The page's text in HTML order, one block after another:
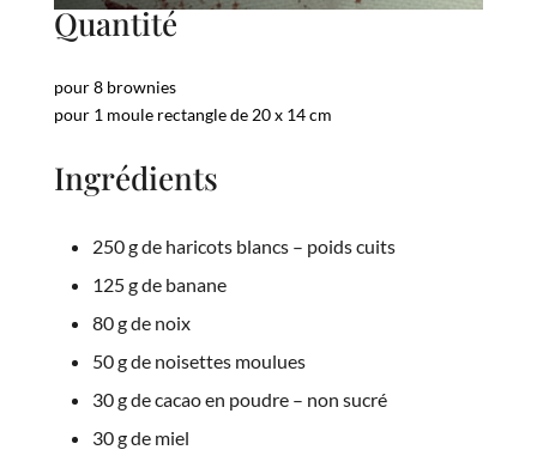
Quantité
pour 8 brownies
pour 1 moule rectangle de 20 x 14 cm
Ingrédients
250 g de haricots blancs – poids cuits
125 g de banane
80 g de noix
50 g de noisettes moulues
30 g de cacao en poudre – non sucré
30 g de miel